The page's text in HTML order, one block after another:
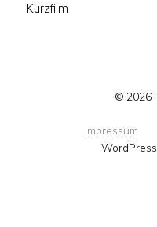
Kurzfilm
© 2026
Impressum